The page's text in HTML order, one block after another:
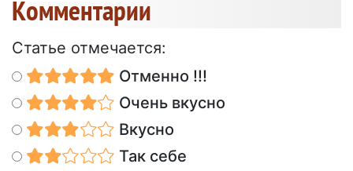
Kомментарии
Статье отмечается:
Отменно !!!
Очень вкусно
Вкусно
Так себе